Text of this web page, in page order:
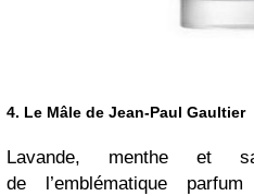
4. Le Mâle de Jean-Paul Gaultier
Lavande, menthe et
de l’emblématique